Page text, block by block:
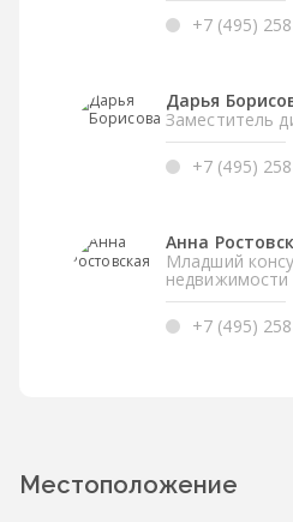
+7 (495)
Дарья
Заместитель
+7 (495)
Анна
Младший
недвижимости
+7 (495)
Местоположение